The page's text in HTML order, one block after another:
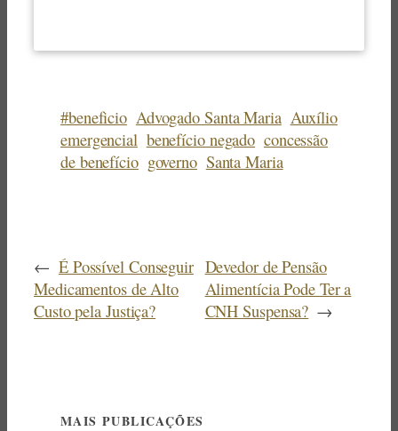
#beneficio Advogado Santa Maria Auxílio
emergencial benefício negado concessão
de benefício governo Santa Maria
← É Possível Conseguir
Medicamentos de Alto
Custo pela Justiça?
Devedor de Pensão
Alimentícia Pode Ter a
CNH Suspensa? →
MAIS PUBLICAÇÕES